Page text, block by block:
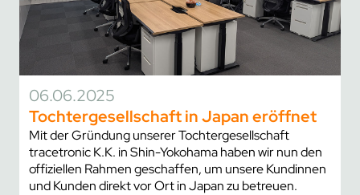
06.06.2025
Tochtergesellschaft in Japan eröffnet
Mit der Gründung unserer Tochtergesellschaft
tracetronic K.K. in Shin-Yokohama haben wir nun den
offiziellen Rahmen geschaffen, um unsere Kundinnen
und Kunden direkt vor Ort in Japan zu betreuen.